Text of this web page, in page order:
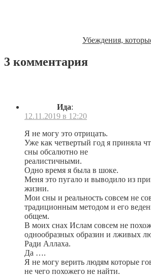
Убеждения,
3 комментария
Ида:
12.11.2019 в 12:20
Я не могу это отрицать.
Уже как четвертый год я приняла
сны обсалютно не
реалистичными.
Одно время я была в шоке.
Меня это пугало и выводило из
жизни.
Мои сны и реальность совсем не
традиционным методом и его
общем.
В моих снах Ислам совсем не
однообразных образин и лживых
Ради Аллаха.
Да ….
Я не могу верить людям которые
не чего похожего не найти.